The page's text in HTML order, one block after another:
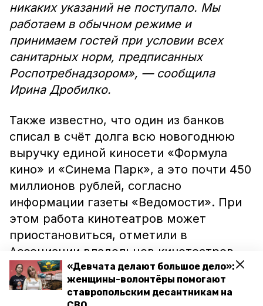
«Девчата делают большое дело»:
женщины-волонтёры помогают
ставропольским десантникам на
никаких указаний не поступало. Мы
работаем в обычном режиме и
принимаем гостей при условии всех
санитарных норм, предписанных
Роспотребнадзором», — сообщила
Ирина Дробилко.
Также известно, что один из банков
списал в счёт долга всю новогоднюю
выручку единой киносети «Формула
кино» и «Синема Парк», а это почти 450
миллионов рублей, согласно
информации газеты «Ведомости». При
этом работа кинотеатров может
приостановиться, отметили в
Ассоциации владельцев кинотеатров.
Сейчас обязательства компаний A&NN
Investment и «Синема Парк» составляют